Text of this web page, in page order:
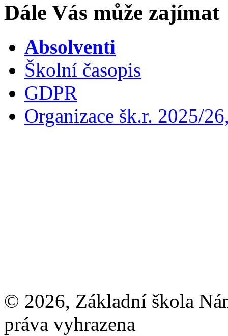
Dále Vás může zajímat
Absolventi
Školní časopis
GDPR
Organizace šk.r. 2025/
© 2026, Základní škola
práva vyhrazena